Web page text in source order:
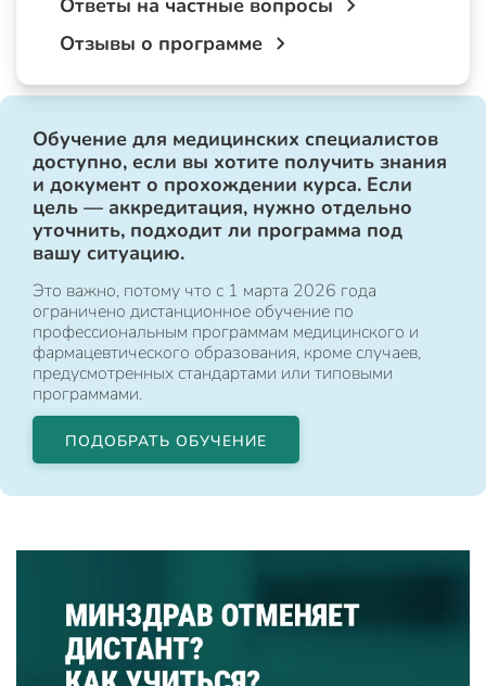
Ответы на частные вопросы
Отзывы о программе
Обучение для медицинских специалистов
доступно, если вы хотите получить знания
и документ о прохождении курса. Если
цель — аккредитация, нужно отдельно
уточнить, подходит ли программа под
вашу ситуацию.
Это важно, потому что с 1 марта 2026 года
ограничено дистанционное обучение по
профессиональным программам медицинского и
фармацевтического образования, кроме случаев,
предусмотренных стандартами или типовыми
программами.
ПОДОБРАТЬ ОБУЧЕНИЕ